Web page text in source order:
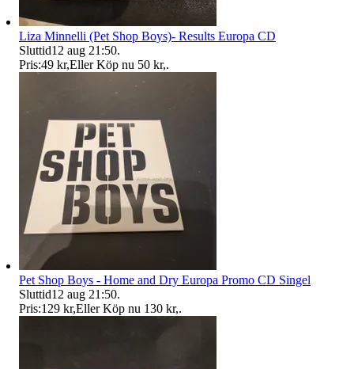
Liza Minnelli (Pet Shop Boys)- Results Europa CD
Sluttid12 aug 21:50.
Pris:49 kr,Eller Köp nu 50 kr,.
Pet Shop Boys - Home and Dry Europa Promo CD Singel
Sluttid12 aug 21:50.
Pris:129 kr,Eller Köp nu 130 kr,.